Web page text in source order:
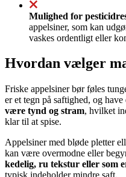
Mulighed for
appelsiner, som kan
vaskes ordentligt eller
Hvordan vælger
Friske appelsiner bør føles
er et tegn på saftighed, og
være tynd og stram, hvilket
klar til at spise.
Appelsiner med bløde pletter
kan være overmodne eller
kedelig, ru tekstur eller som